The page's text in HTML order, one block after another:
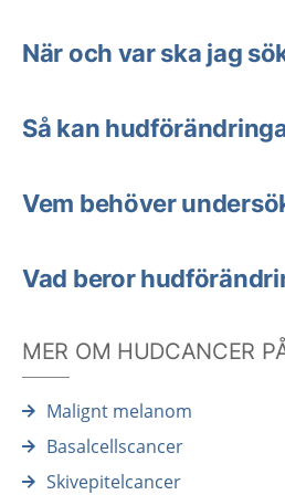
När och var ska jag
Så kan
Vem behöver
Vad beror
MER OM HUDCANCER
Malignt melanom
Basalcellscancer
Skivepitelcancer